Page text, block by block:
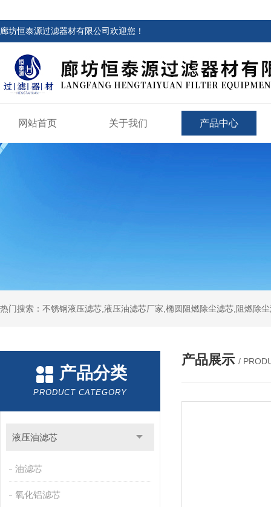
廊坊恒泰源过滤器材有限公司欢迎您！
网站首页 关于我们 产品中心
热门搜索：不锈钢液压滤芯,液压油滤芯厂家,椭圆阻燃除尘滤芯,阻燃除
产品分类
PRODUCT CATEGORY
液压油滤芯
油滤芯
氧化铝滤芯
产品展示 /